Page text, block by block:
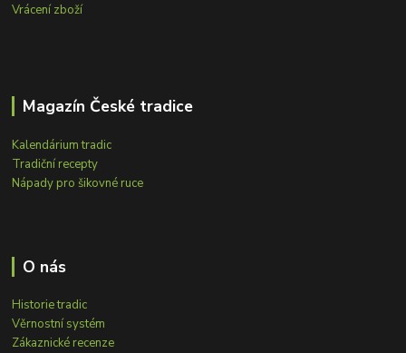
Vrácení zboží
Magazín České tradice
Kalendárium tradic
Tradiční recepty
Nápady pro šikovné ruce
O nás
Historie tradic
Věrnostní systém
Zákaznické recenze